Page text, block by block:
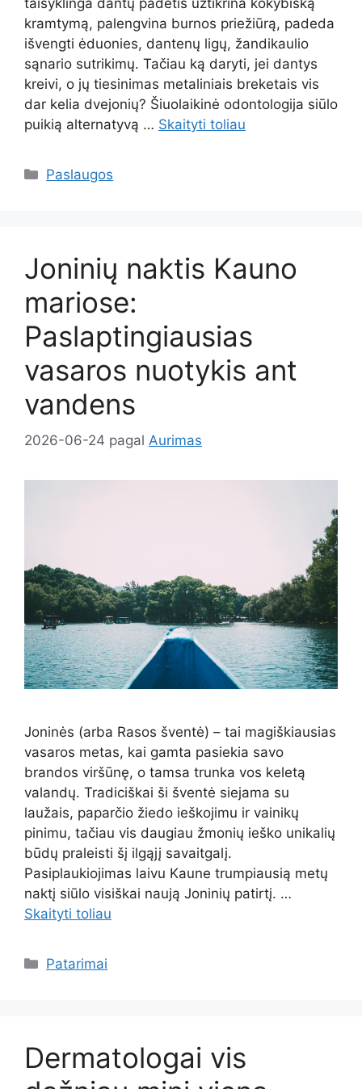
taisyklinga dantų padėtis užtikrina kokybišką
kramtymą, palengvina burnos priežiūrą, padeda
išvengti ėduonies, dantenų ligų, žandikaulio
sąnario sutrikimų. Tačiau ką daryti, jei dantys
kreivi, o jų tiesinimas metaliniais breketais vis
dar kelia dvejonių? Šiuolaikinė odontologija siūlo
puikią alternatyvą … Skaityti toliau
Kategorijos
Paslaugos
Joninių naktis Kauno
mariose:
Paslaptingiausias
vasaros nuotykis ant
vandens
2026-06-24 pagal Aurimas
Joninės (arba Rasos šventė) – tai magiškiausias
vasaros metas, kai gamta pasiekia savo
brandos viršūnę, o tamsa trunka vos keletą
valandų. Tradiciškai ši šventė siejama su
laužais, paparčio žiedo ieškojimu ir vainikų
pinimu, tačiau vis daugiau žmonių ieško unikalių
būdų praleisti šį ilgąjį savaitgalį.
Pasiplaukiojimas laivu Kaune trumpiausią metų
naktį siūlo visiškai naują Joninių patirtį. …
Skaityti toliau
Kategorijos
Patarimai
Dermatologai vis